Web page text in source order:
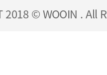
2018 © WOOIN . All